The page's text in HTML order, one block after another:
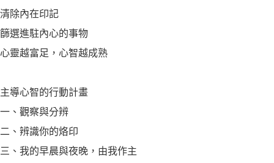
清除內在印記
篩選進駐內心的事物
心靈越富足，心智越成熟
主導心智的行動計畫
一、觀察與分辨
二、辨識你的烙印
三、我的早晨與夜晚，由我作主